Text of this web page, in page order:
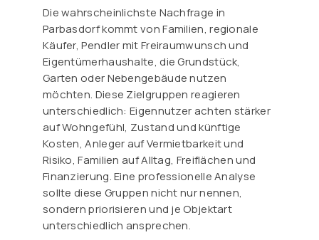
Die wahrscheinlichste Nachfrage in
Parbasdorf kommt von Familien, regionale
Käufer, Pendler mit Freiraumwunsch und
Eigentümerhaushalte, die Grundstück,
Garten oder Nebengebäude nutzen
möchten. Diese Zielgruppen reagieren
unterschiedlich: Eigennutzer achten stärker
auf Wohngefühl, Zustand und künftige
Kosten, Anleger auf Vermietbarkeit und
Risiko, Familien auf Alltag, Freiflächen und
Finanzierung. Eine professionelle Analyse
sollte diese Gruppen nicht nur nennen,
sondern priorisieren und je Objektart
unterschiedlich ansprechen.